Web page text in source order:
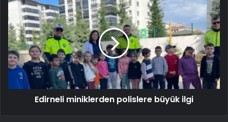
Edirneli miniklerden polislere büyük ilgi